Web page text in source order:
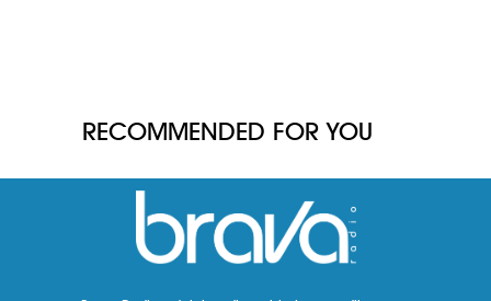
RECOMMENDED FOR YOU